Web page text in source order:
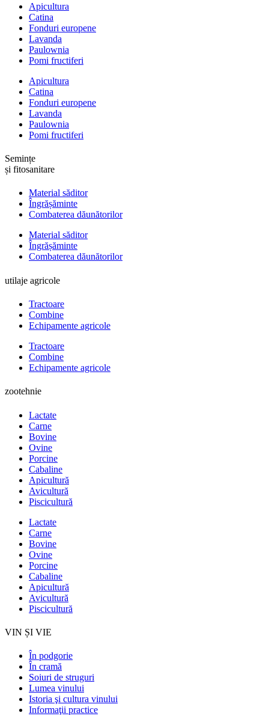
Apicultura
Catina
Fonduri europene
Lavanda
Paulownia
Pomi fructiferi
Apicultura
Catina
Fonduri europene
Lavanda
Paulownia
Pomi fructiferi
Semințe
și fitosanitare
Material săditor
Îngrășăminte
Combaterea dăunătorilor
Material săditor
Îngrășăminte
Combaterea dăunătorilor
utilaje agricole
Tractoare
Combine
Echipamente agricole
Tractoare
Combine
Echipamente agricole
zootehnie
Lactate
Carne
Bovine
Ovine
Porcine
Cabaline
Apicultură
Avicultură
Piscicultură
Lactate
Carne
Bovine
Ovine
Porcine
Cabaline
Apicultură
Avicultură
Piscicultură
VIN ȘI VIE
În podgorie
În cramă
Soiuri de struguri
Lumea vinului
Istoria şi cultura vinului
Informaţii practice